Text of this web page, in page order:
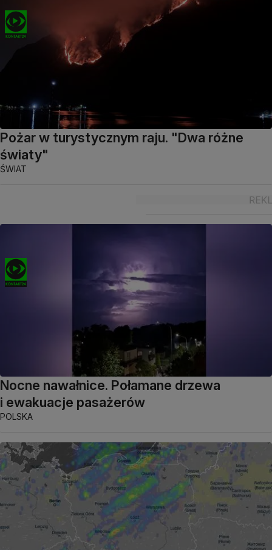
Pożar w turystycznym raju. "Dwa różne
światy"
ŚWIAT
Nocne nawałnice. Połamane drzewa
i ewakuacje pasażerów
POLSKA